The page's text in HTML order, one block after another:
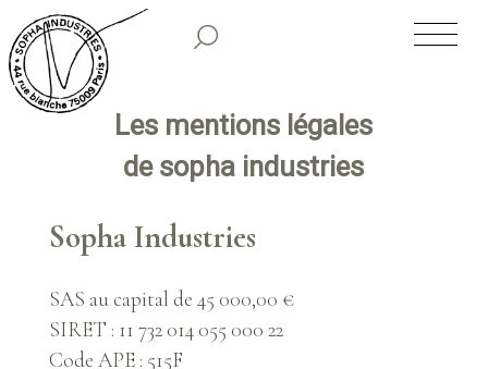
SOPHA INDUSTRIES
NOS CLASSIQUES
NOS COLLECTIONS PREMIUM
TIRAGES LIMITÉS
SHOWROOM
les mentions légales
de sopha industries
Sopha Industries
SAS au capital de 45 000,00 €
SIRET : 11 732 014 055 000 22
Code APE : 515F